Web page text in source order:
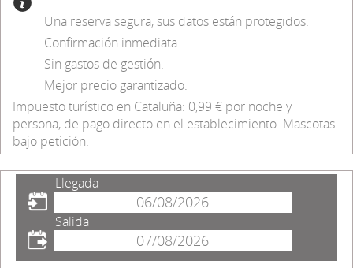
Una reserva segura, sus datos están protegidos.
Confirmación inmediata.
Sin gastos de gestión.
Mejor precio garantizado.
Impuesto turístico en Cataluña: 0,99 € por noche y
persona, de pago directo en el establecimiento. Mascotas
bajo petición.
Llegada
Salida